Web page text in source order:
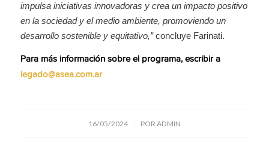
impulsa iniciativas innovadoras y crea un impacto positivo
en la sociedad y el medio ambiente, promoviendo un
desarrollo sostenible y equitativo,”concluye Farinati.
Para más información sobre el programa, escribir a
legado@asea.com.ar
16/05/2024
/ POR ADMIN